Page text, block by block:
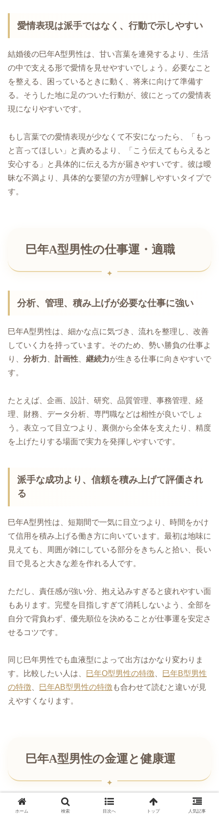
愛情表現は派手ではなく、行動で示しやすい
結婚後の巳年A型男性は、甘い言葉を連発するより、生活
の中で支える形で愛情を見せやすいでしょう。必要なこと
を整える、困っているときに動く、将来に向けて準備す
る。そうした地に足のついた行動が、彼にとっての愛情表
現になりやすいです。
もし言葉での愛情表現が少なくて不安になったら、「もっ
と言ってほしい」と責めるより、「こう伝えてもらえると
安心する」と具体的に伝える方が届きやすいです。彼は曖
昧な不満より、具体的な要望の方が理解しやすいタイプで
す。
巳年A型男性の仕事運・適職
分析、管理、積み上げが必要な仕事に強い
巳年A型男性は、細かな点に気づき、流れを整理し、改善
していく力を持っています。そのため、勢い勝負の仕事よ
り、 分析力 計画性 継続力が生きる仕事に向きやすいで
す。
たとえば、企画、設計、研究、品質管理、事務管理、経
理、財務、データ分析、専門職などは相性が良いでしょ
う。表立って目立つより、裏側から全体を支えたり、精度
を上げたりする場面で実力を発揮しやすいです。
派手な成功より、信頼を積み上げて評価され
る
巳年A型男性は、短期間で一気に目立つより、時間をかけ
て信用を積み上げる働き方に向いています。最初は地味に
見えても、周囲が雑にしている部分をきちんと拾い、長い
目で見ると大きな差を作れる人です。
ただし、責任感が強い分、抱え込みすぎると疲れやすい面
もあります。完璧を目指しすぎて消耗しないよう、全部を
自分で背負わず、優先順位を決めることが仕事運を安定さ
せるコツです。
同じ巳年男性でも血液型によって出方はかなり変わりま
す。比較したい人は、
巳年O型男性の特徴
巳年B型男性
の特徴
巳年AB型男性の特徴 も合わせて読むと違いが見
えやすくなります。
巳年A型男性の金運と健康運
金運は堅実型、衝動買いより納得して使う
ホーム 検索 目次へ トップ 人気記事